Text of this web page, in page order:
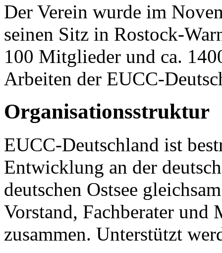
Der Verein wurde im
seinen Sitz in Rostock-
100 Mitglieder und ca.
Arbeiten der EUCC-
Organisationsstruktur
EUCC-Deutschland ist
Entwicklung an der
deutschen Ostsee
Vorstand, Fachberater
zusammen. Unterstützt